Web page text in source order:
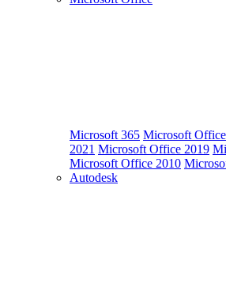
Microsoft 365 Microsoft
2021 Microsoft Office 2019
Microsoft Office 2010
Autodesk